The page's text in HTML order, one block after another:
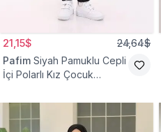
21,15$ 24,64$
Pafim Siyah Pamuklu Cepli
İçi Polarlı Kız Çocuk